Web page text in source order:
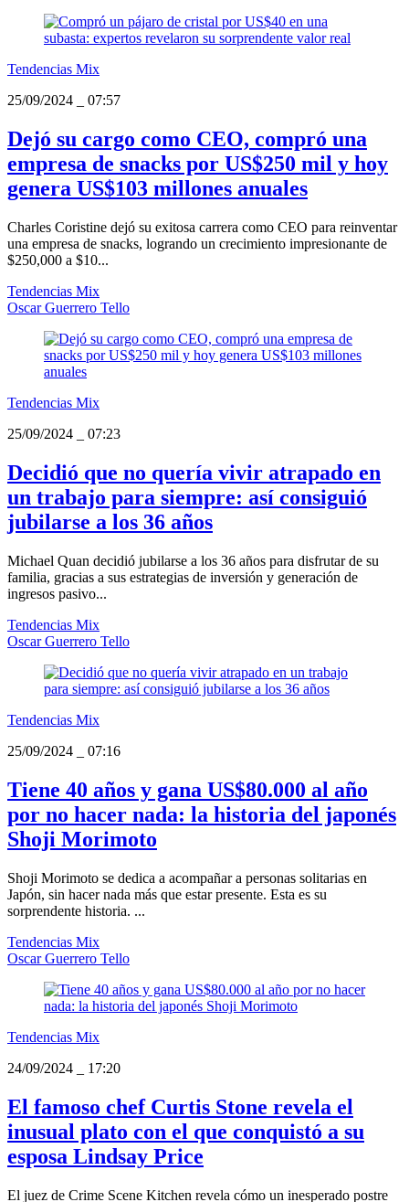
Tendencias Mix
25/09/2024
07:57
Dejó su cargo como CEO, compró una
empresa de snacks por US$250 mil y hoy
genera US$103 millones anuales
Charles Coristine dejó su exitosa carrera como CEO para reinventar
una empresa de snacks, logrando un crecimiento impresionante de
$250,000 a $10...
Tendencias Mix
Oscar Guerrero Tello
Tendencias Mix
25/09/2024
07:23
Decidió que no quería vivir atrapado en
un trabajo para siempre: así consiguió
jubilarse a los 36 años
Michael Quan decidió jubilarse a los 36 años para disfrutar de su
familia, gracias a sus estrategias de inversión y generación de
ingresos pasivo...
Tendencias Mix
Oscar Guerrero Tello
Tendencias Mix
25/09/2024
07:16
Tiene 40 años y gana US$80.000 al año
por no hacer nada: la historia del japonés
Shoji Morimoto
Shoji Morimoto se dedica a acompañar a personas solitarias en
Japón, sin hacer nada más que estar presente. Esta es su
sorprendente historia. ...
Tendencias Mix
Oscar Guerrero Tello
Tendencias Mix
24/09/2024
17:20
El famoso chef Curtis Stone revela el
inusual plato con el que conquistó a su
esposa Lindsay Price
El juez de Crime Scene Kitchen revela cómo un inesperado postre